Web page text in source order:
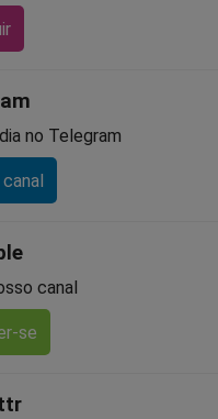
no Telegram
canal
se